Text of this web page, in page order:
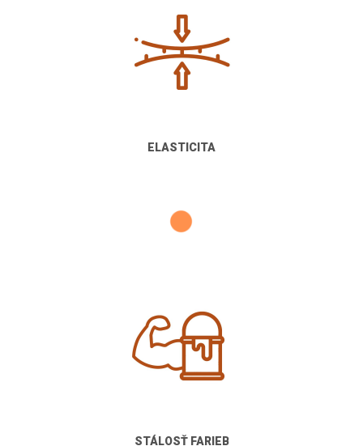
ELASTICITA
STÁLOSŤ FARIEB